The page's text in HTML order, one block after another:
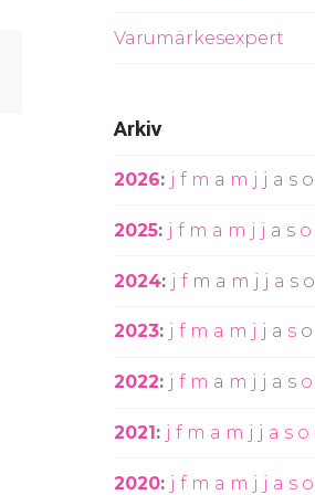
Varumärkesexpert
Arkiv
2026: j f m a m j j a s o
2025: j f m a m j j a s o
2024: j f m a m j j a s o
2023: j f m a m j j a s o
2022: j f m a m j j a s o
2021: j f m a m j j a s o
2020: j f m a m j j a s o